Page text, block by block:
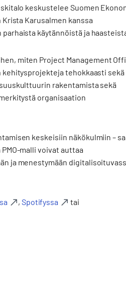
keskustelee Suomen
Karusalmen kanssa
käytännöistä ja
miten Project Management
tehokkaasti sekä
rakentamista sekä
organisaation
keskeisiin näkökulmiin –
malli voivat auttaa
ja menestymään
, Spotifyssa
tai